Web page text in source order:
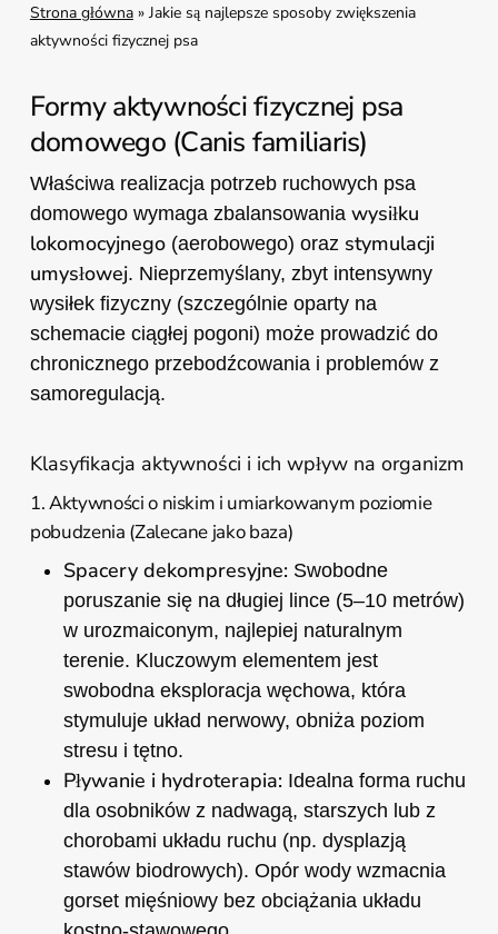
Strona główna» Jakie są najlepsze sposoby zwiększenia
aktywności fizycznej psa
Formy aktywności fizycznej psa
domowego (Canis familiaris)
Właściwa realizacja potrzeb ruchowych psa
domowego wymaga zbalansowania wysiłku
lokomocyjnego(aerobowego) oraz stymulacji
umysłowej. Nieprzemyślany, zbyt intensywny
wysiłek fizyczny (szczególnie oparty na
schemacie ciągłej pogoni) może prowadzić do
chronicznego przebodźcowania i problemów z
samoregulacją.
Klasyfikacja aktywności i ich wpływ na organizm
1. Aktywności o niskim i umiarkowanym poziomie
pobudzenia (Zalecane jako baza)
Spacery dekompresyjne:Swobodne
poruszanie się na długiej lince (5–10 metrów)
w urozmaiconym, najlepiej naturalnym
terenie. Kluczowym elementem jest
swobodna eksploracja węchowa, która
stymuluje układ nerwowy, obniża poziom
stresu i tętno.
Pływanie i hydroterapia:Idealna forma ruchu
dla osobników z nadwagą, starszych lub z
chorobami układu ruchu (np. dysplazją
stawów biodrowych). Opór wody wzmacnia
gorset mięśniowy bez obciążania układu